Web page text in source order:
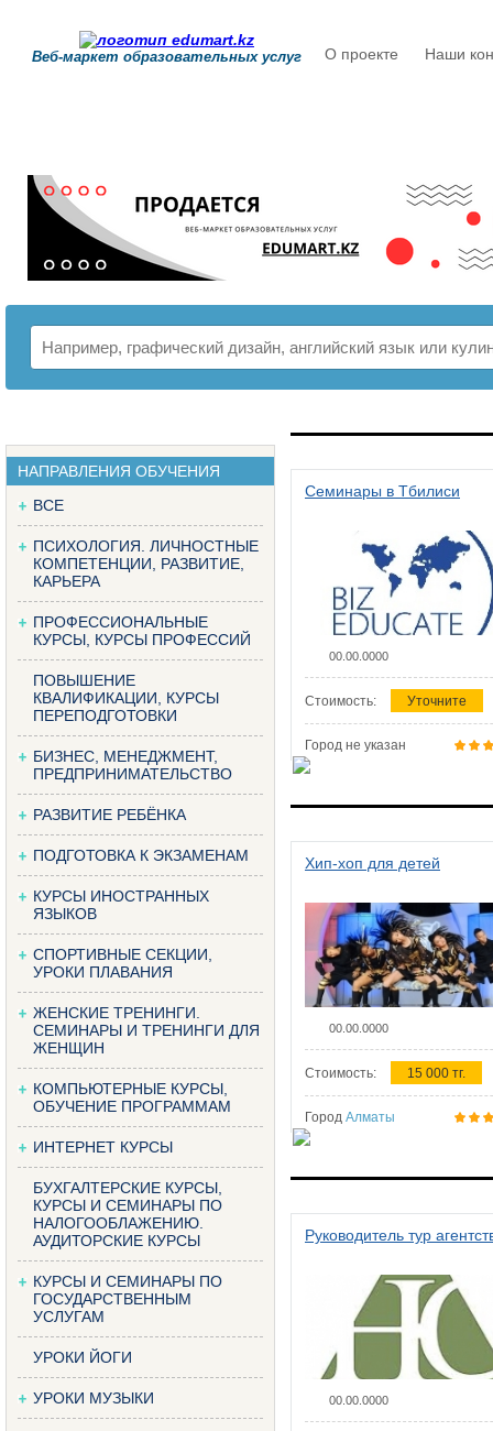
Веб-маркет образовательных услуг О проекте Наши
НАПРАВЛЕНИЯ ОБУЧЕНИЯ
ВСЕ
ПСИХОЛОГИЯ. ЛИЧНОСТНЫЕ
КОМПЕТЕНЦИИ, РАЗВИТИЕ,
КАРЬЕРА
ПРОФЕССИОНАЛЬНЫЕ
КУРСЫ, КУРСЫ ПРОФЕССИЙ
ПОВЫШЕНИЕ
КВАЛИФИКАЦИИ, КУРСЫ
ПЕРЕПОДГОТОВКИ
БИЗНЕС, МЕНЕДЖМЕНТ,
ПРЕДПРИНИМАТЕЛЬСТВО
РАЗВИТИЕ РЕБЁНКА
ПОДГОТОВКА К ЭКЗАМЕНАМ
КУРСЫ ИНОСТРАННЫХ
ЯЗЫКОВ
СПОРТИВНЫЕ СЕКЦИИ,
УРОКИ ПЛАВАНИЯ
ЖЕНСКИЕ ТРЕНИНГИ.
СЕМИНАРЫ И ТРЕНИНГИ ДЛЯ
ЖЕНЩИН
КОМПЬЮТЕРНЫЕ КУРСЫ,
ОБУЧЕНИЕ ПРОГРАММАМ
ИНТЕРНЕТ КУРСЫ
БУХГАЛТЕРСКИЕ КУРСЫ,
КУРСЫ И СЕМИНАРЫ ПО
НАЛОГООБЛАЖЕНИЮ.
АУДИТОРСКИЕ КУРСЫ
КУРСЫ И СЕМИНАРЫ ПО
ГОСУДАРСТВЕННЫМ
УСЛУГАМ
УРОКИ ЙОГИ
УРОКИ МУЗЫКИ
Семинары в Тбилиси
00.00.0000
Стоимость: Уточните
Город не указан
Хип-хоп для детей
00.00.0000
Стоимость: 15 000 тг.
Город Алматы
Руководитель тур
00.00.0000